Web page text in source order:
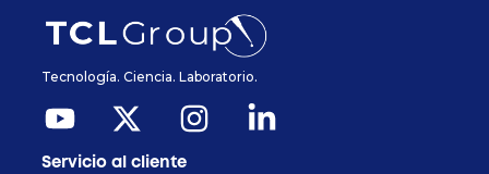
Tecnología. Ciencia. Laboratorio.
Servicio al cliente